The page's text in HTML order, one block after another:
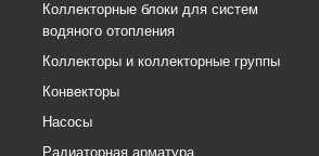
Коллекторные блоки для систем
водяного отопления
Коллекторы и коллекторные группы
Конвекторы
Насосы
Радиаторная арматура